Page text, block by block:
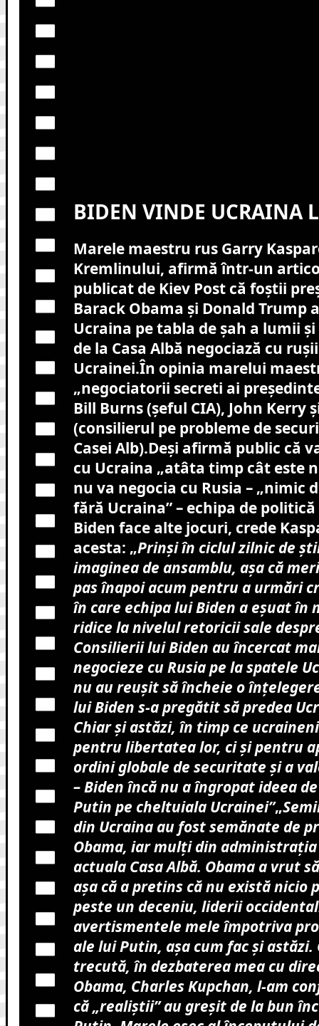
BIDEN VINDE UCRAINA
Marele maestru rus Garry
Kremlinului, afirmă într-un
publicat de Kiev Post că foștii
Barack Obama și Donald Trump
Ucraina pe tabla de șah a lumii
de la Casa Albă negociază cu
Ucrainei.În opinia marelui
„negociatorii secreti ai
Bill Burns (șeful CIA), John Kerry
(consilierul pe probleme de
Casei Alb).Deși afirmă public că
cu Ucraina „atâta timp cât este
nu va negocia cu Rusia – „nimic
fără Ucraina” – echipa de
Biden face alte jocuri, crede
acesta: „Prinși în ciclul zilnic de
imaginea de ansamblu, așa că
pas înapoi acum pentru a urmări
în care echipa lui Biden a eșuat în
ridice la nivelul retoricii sale
Consilierii lui Biden au încercat
negocieze cu Rusia pe la spatele
nu au reușit să încheie o
lui Biden s-a pregătit să predea
Chiar și astăzi, în timp ce
pentru libertatea lor, ci și pentru
ordini globale de securitate și a
– Biden încă nu a îngropat ideea
Putin pe cheltuiala Ucrainei”„
din Ucraina au fost semănate de
Obama, iar mulți din administrația
actuala Casa Albă. Obama a vrut
așa că a pretins că nu există nicio
peste un deceniu, liderii
avertismentele mele împotriva
ale lui Putin, așa cum fac și
trecută, în dezbaterea mea cu
Obama, Charles Kupchan, l-am
că „realiştii” au greşit de la bun